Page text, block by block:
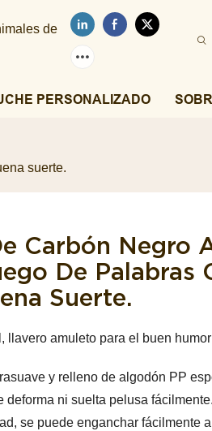
de
PERSONALIZADO
suerte.
Carbón Negro
De Palabras
Suerte.
amuleto para el buen humor
y relleno de algodón PP
ni suelta pelusa
se puede enganchar fácilmente